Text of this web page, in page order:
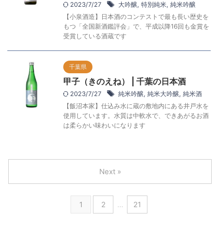
2023/7/27 大吟醸, 特別純米, 純米吟醸
【小泉酒造】日本酒のコンテストで最も長い歴史を
もつ「全国新酒鑑評会」で、平成以降16回も金賞を
受賞している酒蔵です
千葉県
甲子（きのえね） | 千葉の日本酒
2023/7/27 純米吟醸, 純米大吟醸, 純米酒
【飯沼本家】仕込み水に蔵の敷地内にある井戸水を
使用しています。水質は中軟水で、できあがるお酒
は柔らかい味わいになります
1 2 … 21
Next »